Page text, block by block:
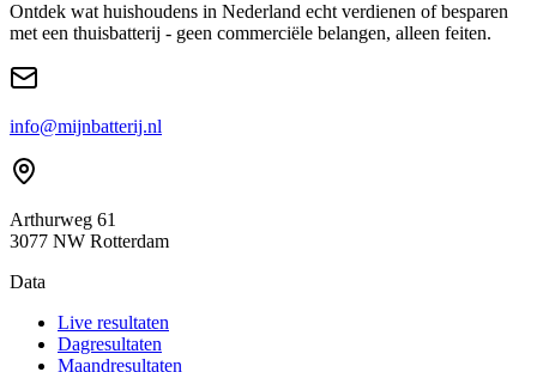
Ontdek wat huishoudens in Nederland echt verdienen of besparen
met een thuisbatterij - geen commerciële belangen, alleen feiten.
info@mijnbatterij.nl
Arthurweg 61
3077 NW Rotterdam
Data
Live resultaten
Dagresultaten
Maandresultaten